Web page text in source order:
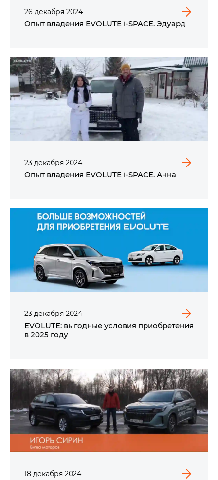
26 декабря 2024
Опыт владения EVOLUTE i‑SPACE. Эдуард
23 декабря 2024
Опыт владения EVOLUTE i‑SPACE. Анна
23 декабря 2024
EVOLUTE: выгодные условия приобретения
в 2025 году
18 декабря 2024